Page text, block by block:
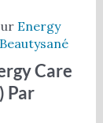
Energy
Care
Par